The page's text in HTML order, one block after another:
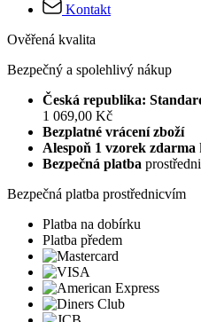
Kontakt
Ověřená kvalita
Bezpečný a spolehlivý nákup
Česká republika:
1 069,00 Kč
Bezplatné vrácení zboží
Alespoň 1 vzorek zdarma
Bezpečná platba
Bezpečná platba prostřednicvím
Platba na dobírku
Platba předem